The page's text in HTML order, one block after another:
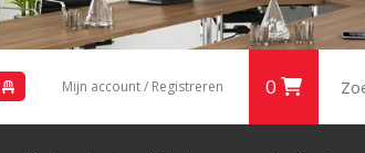
Mijn account / Registreren 0